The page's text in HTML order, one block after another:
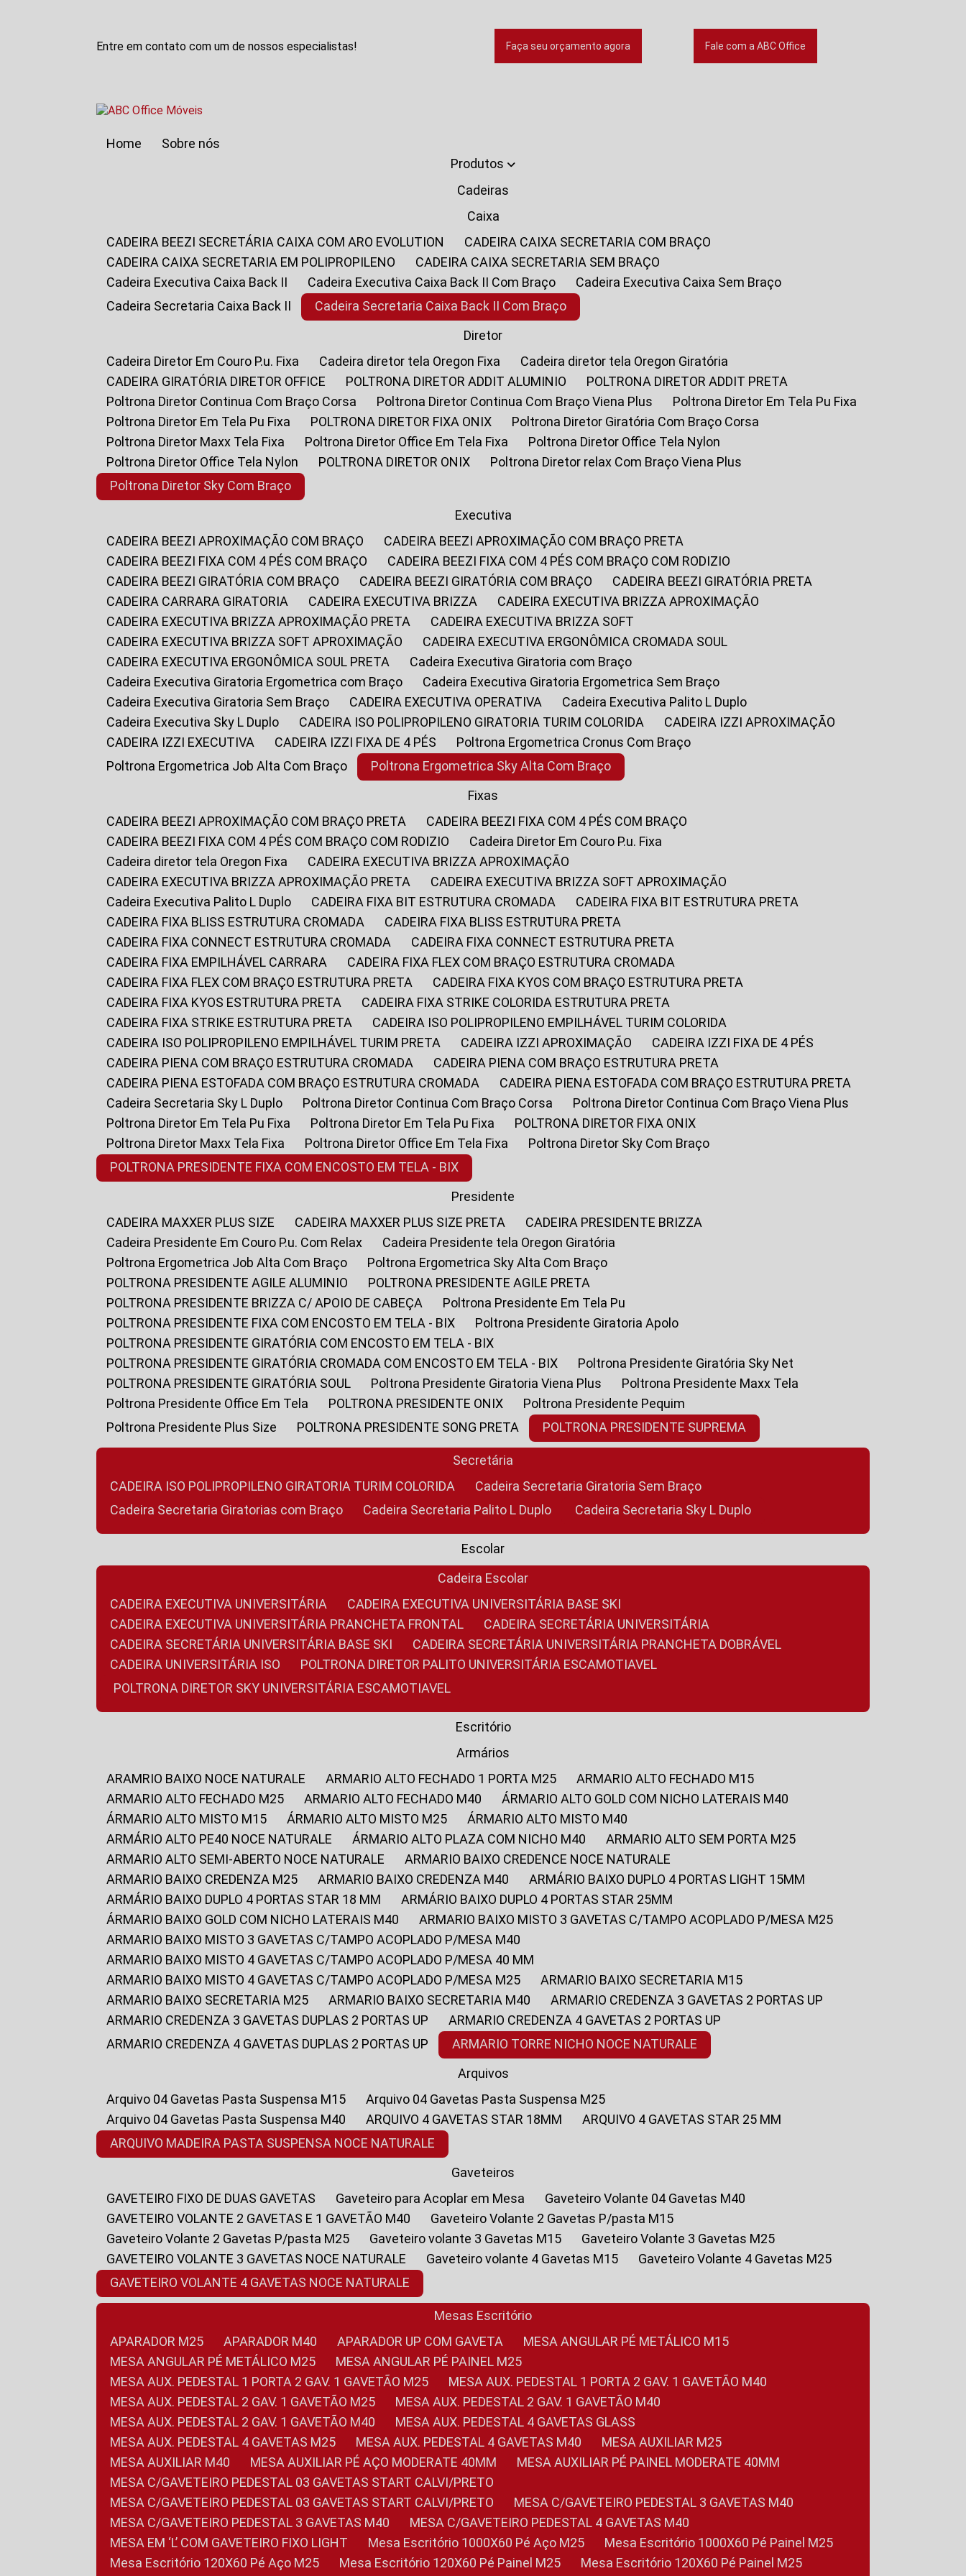
Entre em contato com um de nossos especialistas! Faça seu orçamento agora Fale com a ABC Office
Home
Sobre nós
Produtos
Cadeiras
Caixa
CADEIRA BEEZI SECRETÁRIA CAIXA COM ARO EVOLUTION
CADEIRA CAIXA SECRETARIA COM BRAÇO
CADEIRA CAIXA SECRETARIA EM POLIPROPILENO
CADEIRA CAIXA SECRETARIA SEM BRAÇO
Cadeira Executiva Caixa Back II
Cadeira Executiva Caixa Back II Com Braço
Cadeira Executiva Caixa Sem Braço
Cadeira Secretaria Caixa Back II
Cadeira Secretaria Caixa Back II Com Braço
Diretor
Cadeira Diretor Em Couro P.u. Fixa
Cadeira diretor tela Oregon Fixa
Cadeira diretor tela Oregon Giratória
CADEIRA GIRATÓRIA DIRETOR OFFICE
POLTRONA DIRETOR ADDIT ALUMINIO
POLTRONA DIRETOR ADDIT PRETA
Poltrona Diretor Continua Com Braço Corsa
Poltrona Diretor Continua Com Braço Viena Plus
Poltrona Diretor Em Tela Pu Fixa
Poltrona Diretor Em Tela Pu Fixa
POLTRONA DIRETOR FIXA ONIX
Poltrona Diretor Giratória Com Braço Corsa
Poltrona Diretor Maxx Tela Fixa
Poltrona Diretor Office Em Tela Fixa
Poltrona Diretor Office Tela Nylon
Poltrona Diretor Office Tela Nylon
POLTRONA DIRETOR ONIX
Poltrona Diretor relax Com Braço Viena Plus
Poltrona Diretor Sky Com Braço
Executiva
CADEIRA BEEZI APROXIMAÇÃO COM BRAÇO
CADEIRA BEEZI APROXIMAÇÃO COM BRAÇO PRETA
CADEIRA BEEZI FIXA COM 4 PÉS COM BRAÇO
CADEIRA BEEZI FIXA COM 4 PÉS COM BRAÇO COM RODIZIO
CADEIRA BEEZI GIRATÓRIA COM BRAÇO
CADEIRA BEEZI GIRATÓRIA COM BRAÇO
CADEIRA BEEZI GIRATÓRIA PRETA
CADEIRA CARRARA GIRATORIA
CADEIRA EXECUTIVA BRIZZA
CADEIRA EXECUTIVA BRIZZA APROXIMAÇÃO
CADEIRA EXECUTIVA BRIZZA APROXIMAÇÃO PRETA
CADEIRA EXECUTIVA BRIZZA SOFT
CADEIRA EXECUTIVA BRIZZA SOFT APROXIMAÇÃO
CADEIRA EXECUTIVA ERGONÔMICA CROMADA SOUL
CADEIRA EXECUTIVA ERGONÔMICA SOUL PRETA
Cadeira Executiva Giratoria com Braço
Cadeira Executiva Giratoria Ergometrica com Braço
Cadeira Executiva Giratoria Ergometrica Sem Braço
Cadeira Executiva Giratoria Sem Braço
CADEIRA EXECUTIVA OPERATIVA
Cadeira Executiva Palito L Duplo
Cadeira Executiva Sky L Duplo
CADEIRA ISO POLIPROPILENO GIRATORIA TURIM COLORIDA
CADEIRA IZZI APROXIMAÇÃO
CADEIRA IZZI EXECUTIVA
CADEIRA IZZI FIXA DE 4 PÉS
Poltrona Ergometrica Cronus Com Braço
Poltrona Ergometrica Job Alta Com Braço
Poltrona Ergometrica Sky Alta Com Braço
Fixas
CADEIRA BEEZI APROXIMAÇÃO COM BRAÇO PRETA
CADEIRA BEEZI FIXA COM 4 PÉS COM BRAÇO
CADEIRA BEEZI FIXA COM 4 PÉS COM BRAÇO COM RODIZIO
Cadeira Diretor Em Couro P.u. Fixa
Cadeira diretor tela Oregon Fixa
CADEIRA EXECUTIVA BRIZZA APROXIMAÇÃO
CADEIRA EXECUTIVA BRIZZA APROXIMAÇÃO PRETA
CADEIRA EXECUTIVA BRIZZA SOFT APROXIMAÇÃO
Cadeira Executiva Palito L Duplo
CADEIRA FIXA BIT ESTRUTURA CROMADA
CADEIRA FIXA BIT ESTRUTURA PRETA
CADEIRA FIXA BLISS ESTRUTURA CROMADA
CADEIRA FIXA BLISS ESTRUTURA PRETA
CADEIRA FIXA CONNECT ESTRUTURA CROMADA
CADEIRA FIXA CONNECT ESTRUTURA PRETA
CADEIRA FIXA EMPILHÁVEL CARRARA
CADEIRA FIXA FLEX COM BRAÇO ESTRUTURA CROMADA
CADEIRA FIXA FLEX COM BRAÇO ESTRUTURA PRETA
CADEIRA FIXA KYOS COM BRAÇO ESTRUTURA PRETA
CADEIRA FIXA KYOS ESTRUTURA PRETA
CADEIRA FIXA STRIKE COLORIDA ESTRUTURA PRETA
CADEIRA FIXA STRIKE ESTRUTURA PRETA
CADEIRA ISO POLIPROPILENO EMPILHÁVEL TURIM COLORIDA
CADEIRA ISO POLIPROPILENO EMPILHÁVEL TURIM PRETA
CADEIRA IZZI APROXIMAÇÃO
CADEIRA IZZI FIXA DE 4 PÉS
CADEIRA PIENA COM BRAÇO ESTRUTURA CROMADA
CADEIRA PIENA COM BRAÇO ESTRUTURA PRETA
CADEIRA PIENA ESTOFADA COM BRAÇO ESTRUTURA CROMADA
CADEIRA PIENA ESTOFADA COM BRAÇO ESTRUTURA PRETA
Cadeira Secretaria Sky L Duplo
Poltrona Diretor Continua Com Braço Corsa
Poltrona Diretor Continua Com Braço Viena Plus
Poltrona Diretor Em Tela Pu Fixa
Poltrona Diretor Em Tela Pu Fixa
POLTRONA DIRETOR FIXA ONIX
Poltrona Diretor Maxx Tela Fixa
Poltrona Diretor Office Em Tela Fixa
Poltrona Diretor Sky Com Braço
POLTRONA PRESIDENTE FIXA COM ENCOSTO EM TELA - BIX
Presidente
CADEIRA MAXXER PLUS SIZE
CADEIRA MAXXER PLUS SIZE PRETA
CADEIRA PRESIDENTE BRIZZA
Cadeira Presidente Em Couro P.u. Com Relax
Cadeira Presidente tela Oregon Giratória
Poltrona Ergometrica Job Alta Com Braço
Poltrona Ergometrica Sky Alta Com Braço
POLTRONA PRESIDENTE AGILE ALUMINIO
POLTRONA PRESIDENTE AGILE PRETA
POLTRONA PRESIDENTE BRIZZA C/ APOIO DE CABEÇA
Poltrona Presidente Em Tela Pu
POLTRONA PRESIDENTE FIXA COM ENCOSTO EM TELA - BIX
Poltrona Presidente Giratoria Apolo
POLTRONA PRESIDENTE GIRATÓRIA COM ENCOSTO EM TELA - BIX
POLTRONA PRESIDENTE GIRATÓRIA CROMADA COM ENCOSTO EM TELA - BIX
Poltrona Presidente Giratória Sky Net
POLTRONA PRESIDENTE GIRATÓRIA SOUL
Poltrona Presidente Giratoria Viena Plus
Poltrona Presidente Maxx Tela
Poltrona Presidente Office Em Tela
POLTRONA PRESIDENTE ONIX
Poltrona Presidente Pequim
Poltrona Presidente Plus Size
POLTRONA PRESIDENTE SONG PRETA POLTRONA PRESIDENTE SUPREMA
Secretária
CADEIRA ISO POLIPROPILENO GIRATORIA TURIM COLORIDA
Cadeira Secretaria Giratoria Sem Braço
Cadeira Secretaria Giratorias com Braço
Cadeira Secretaria Palito L Duplo Cadeira Secretaria Sky L Duplo
Escolar
Cadeira Escolar
CADEIRA EXECUTIVA UNIVERSITÁRIA
CADEIRA EXECUTIVA UNIVERSITÁRIA BASE SKI
CADEIRA EXECUTIVA UNIVERSITÁRIA PRANCHETA FRONTAL
CADEIRA SECRETÁRIA UNIVERSITÁRIA
CADEIRA SECRETÁRIA UNIVERSITÁRIA BASE SKI
CADEIRA SECRETÁRIA UNIVERSITÁRIA PRANCHETA DOBRÁVEL
CADEIRA UNIVERSITÁRIA ISO
POLTRONA DIRETOR PALITO UNIVERSITÁRIA ESCAMOTIAVEL
POLTRONA DIRETOR SKY UNIVERSITÁRIA ESCAMOTIAVEL
Escritório
Armários
ARAMRIO BAIXO NOCE NATURALE
ARMARIO ALTO FECHADO 1 PORTA M25
ARMARIO ALTO FECHADO M15
ARMARIO ALTO FECHADO M25
ARMARIO ALTO FECHADO M40
ÁRMARIO ALTO GOLD COM NICHO LATERAIS M40
ÁRMARIO ALTO MISTO M15
ÁRMARIO ALTO MISTO M25
ÁRMARIO ALTO MISTO M40
ARMÁRIO ALTO PE40 NOCE NATURALE
ÁRMARIO ALTO PLAZA COM NICHO M40
ARMARIO ALTO SEM PORTA M25
ARMARIO ALTO SEMI-ABERTO NOCE NATURALE
ARMARIO BAIXO CREDENCE NOCE NATURALE
ARMARIO BAIXO CREDENZA M25
ARMARIO BAIXO CREDENZA M40
ARMÁRIO BAIXO DUPLO 4 PORTAS LIGHT 15MM
ARMÁRIO BAIXO DUPLO 4 PORTAS STAR 18 MM
ARMÁRIO BAIXO DUPLO 4 PORTAS STAR 25MM
ÁRMARIO BAIXO GOLD COM NICHO LATERAIS M40
ARMARIO BAIXO MISTO 3 GAVETAS C/TAMPO ACOPLADO P/MESA M25
ARMARIO BAIXO MISTO 3 GAVETAS C/TAMPO ACOPLADO P/MESA M40
ARMARIO BAIXO MISTO 4 GAVETAS C/TAMPO ACOPLADO P/MESA 40 MM
ARMARIO BAIXO MISTO 4 GAVETAS C/TAMPO ACOPLADO P/MESA M25
ARMARIO BAIXO SECRETARIA M15
ARMARIO BAIXO SECRETARIA M25
ARMARIO BAIXO SECRETARIA M40
ARMARIO CREDENZA 3 GAVETAS 2 PORTAS UP
ARMARIO CREDENZA 3 GAVETAS DUPLAS 2 PORTAS UP
ARMARIO CREDENZA 4 GAVETAS 2 PORTAS UP
ARMARIO CREDENZA 4 GAVETAS DUPLAS 2 PORTAS UP
ARMARIO TORRE NICHO NOCE NATURALE
Arquivos
Arquivo 04 Gavetas Pasta Suspensa M15
Arquivo 04 Gavetas Pasta Suspensa M25
Arquivo 04 Gavetas Pasta Suspensa M40
ARQUIVO 4 GAVETAS STAR 18MM
ARQUIVO 4 GAVETAS STAR 25 MM
ARQUIVO MADEIRA PASTA SUSPENSA NOCE NATURALE
Gaveteiros
GAVETEIRO FIXO DE DUAS GAVETAS
Gaveteiro para Acoplar em Mesa
Gaveteiro Volante 04 Gavetas M40
GAVETEIRO VOLANTE 2 GAVETAS E 1 GAVETÃO M40
Gaveteiro Volante 2 Gavetas P/pasta M15
Gaveteiro Volante 2 Gavetas P/pasta M25
Gaveteiro volante 3 Gavetas M15
Gaveteiro Volante 3 Gavetas M25
GAVETEIRO VOLANTE 3 GAVETAS NOCE NATURALE
Gaveteiro volante 4 Gavetas M15
Gaveteiro Volante 4 Gavetas M25
GAVETEIRO VOLANTE 4 GAVETAS NOCE NATURALE
Mesas Escritório
APARADOR M25
APARADOR M40 APARADOR UP COM GAVETA
MESA ANGULAR PÉ METÁLICO M15
MESA ANGULAR PÉ METÁLICO M25
MESA ANGULAR PÉ PAINEL M25
MESA AUX. PEDESTAL 1 PORTA 2 GAV. 1 GAVETÃO M25
MESA AUX. PEDESTAL 1 PORTA 2 GAV. 1 GAVETÃO M40
MESA AUX. PEDESTAL 2 GAV. 1 GAVETÃO M25
MESA AUX. PEDESTAL 2 GAV. 1 GAVETÃO M40
MESA AUX. PEDESTAL 2 GAV. 1 GAVETÃO M40
MESA AUX. PEDESTAL 4 GAVETAS GLASS
MESA AUX. PEDESTAL 4 GAVETAS M25
MESA AUX. PEDESTAL 4 GAVETAS M40
MESA AUXILIAR M25
MESA AUXILIAR M40
MESA AUXILIAR PÉ AÇO MODERATE 40MM
MESA AUXILIAR PÉ PAINEL MODERATE 40MM
MESA C/GAVETEIRO PEDESTAL 03 GAVETAS START CALVI/PRETO
MESA C/GAVETEIRO PEDESTAL 03 GAVETAS START CALVI/PRETO
MESA C/GAVETEIRO PEDESTAL 3 GAVETAS M40
MESA C/GAVETEIRO PEDESTAL 3 GAVETAS M40
MESA C/GAVETEIRO PEDESTAL 4 GAVETAS M40
MESA EM ‘L’ COM GAVETEIRO FIXO LIGHT
Mesa Escritório 1000X60 Pé Aço M25
Mesa Escritório 1000X60 Pé Painel M25
Mesa Escritório 120X60 Pé Aço M25
Mesa Escritório 120X60 Pé Painel M25
Mesa Escritório 120X60 Pé Painel M25